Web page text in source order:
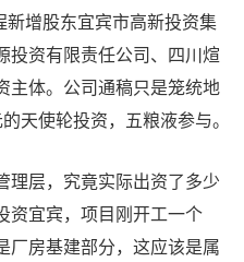
增股东宜宾市高新投资集
投资有限责任公司、四川煊
主体。公司通稿只是笼统地
天使轮投资，五粮液参与。
理层，究竟实际出资了多少
资宜宾，项目刚开工一个
厂房基建部分，这应该是属